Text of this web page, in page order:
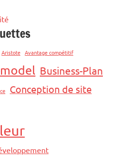
Aristote Avantage compétitif
Business-Plan
Conception de site